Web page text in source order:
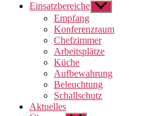
Einsatzbereiche Untermenü
anzeigen
Empfang
Konferenzraum
Chefzimmer
Arbeitsplätze
Küche
Aufbewahrung
Beleuchtung
Schallschutz
Aktuelles